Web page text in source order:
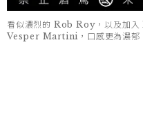
看似濃烈的 Rob Roy，以及加
Vesper Martini，口感更為濃郁